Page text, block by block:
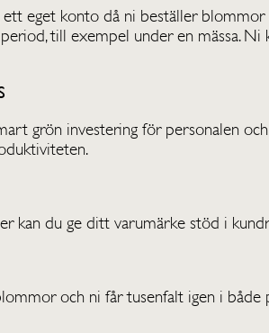
eget konto då ni beställer
till exempel under en mässa.
grön investering för personalen
kan du ge ditt varumärke stöd i
och ni får tusenfalt igen i både